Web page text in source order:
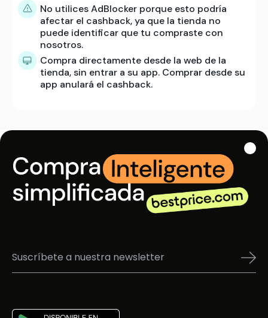
No utilices AdBlocker porque esto podría
afectar el cashback, ya que la tienda no
puede identificar que tu compraste con
nosotros.
Compra directamente desde la web de la
tienda, sin entrar a su app. Comprar desde su
app anulará el cashback.